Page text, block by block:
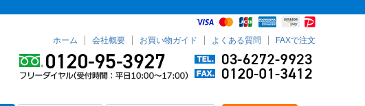
ホーム 会社概要 お買い物ガイド よくある質問 FAXで注文